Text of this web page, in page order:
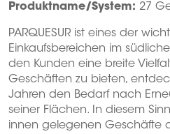
Produktname/System: 27
PARQUESUR ist eines der
Einkaufsbereichen im
den Kunden eine breite
Geschäften zu bieten,
Jahren den Bedarf nach
seiner Flächen. In diesem
innen gelegenen Geschäfte